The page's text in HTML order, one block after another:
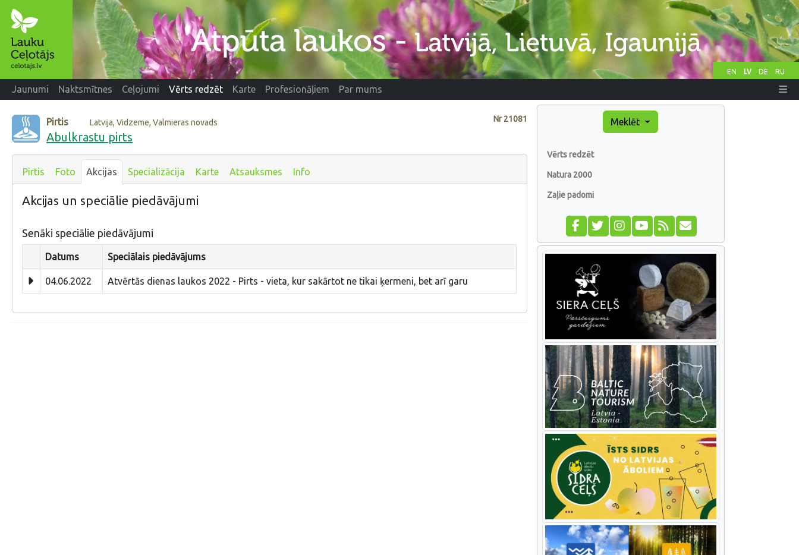
EN LV DE RU
Jaunumi Naktsmītnes Ceļojumi Vērts redzēt Karte Profesionāļiem Par mums
Nr21081
Pirtis Latvija, Vidzeme, Valmieras novads
Abulkrastu pirts
Pirtis Foto Akcijas Specializācija Karte Atsauksmes Info
Akcijas un speciālie piedāvājumi
Senāki speciālie piedāvājumi
Datums Speciālais piedāvājums
04.06.2022 Atvērtās dienas laukos 2022 - Pirts - vieta, kur sakārtot ne tikai ķermeni, bet arī garu
Meklēt
Vērts redzēt
Natura 2000
Zaļie padomi